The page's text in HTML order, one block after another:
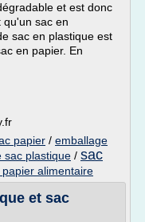
et est donc
qu'un sac en
sac en plastique est
en papier. En
papier / emballage
sac plastique / sac
alimentaire
et sac